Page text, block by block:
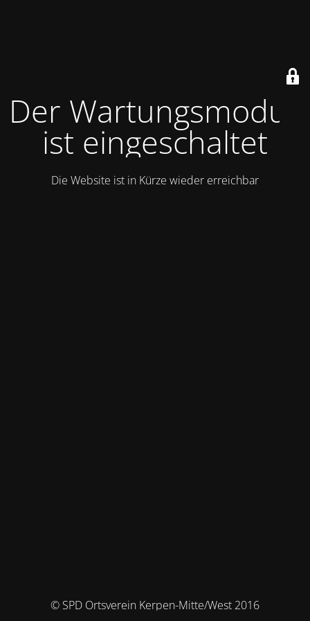
Der Wartungsmodus
ist eingeschaltet
Die Website ist in Kürze wieder erreichbar
© SPD Ortsverein Kerpen-Mitte/West 2016